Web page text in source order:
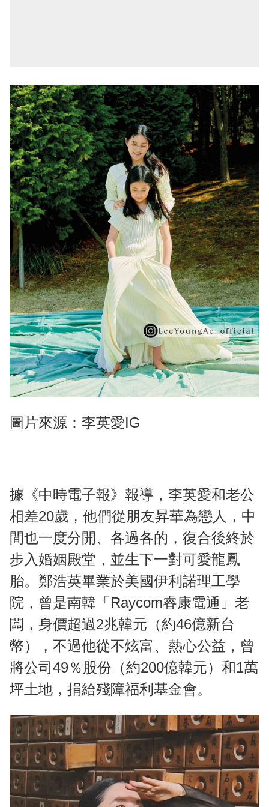
圖片來源：李英愛IG
據《中時電子報》報導，李英愛和老公
相差20歲，他們從朋友昇華為戀人，中
間也一度分開、各過各的，復合後終於
步入婚姻殿堂，並生下一對可愛龍鳳
胎。鄭浩英畢業於美國伊利諾理工學
院，曾是南韓「Raycom睿康電通」老
闆，身價超過2兆韓元（約46億新台
幣），不過他從不炫富、熱心公益，曾
將公司49％股份（約200億韓元）和1萬
坪土地，捐給殘障福利基金會。